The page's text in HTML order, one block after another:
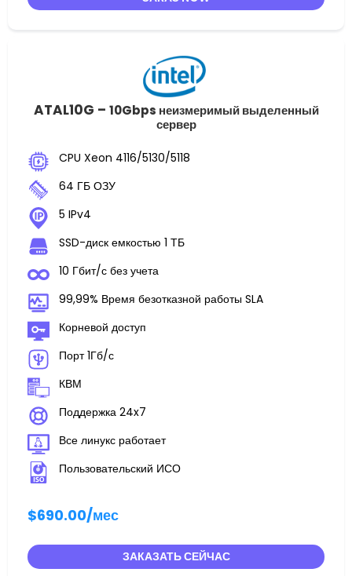
ATAL10G – 10Gbps неизмеримый выделенный
сервер
CPU Xeon 4116/5130/5118
64 ГБ ОЗУ
5 IPv4
SSD-диск емкостью 1 ТБ
10 Гбит/с без учета
99,99% Время безотказной работы SLA
Корневой доступ
Порт 1Гб/с
КВМ
Поддержка 24x7
Все линукс работает
Пользовательский ИСО
$690.00/мес
ЗАКАЗАТЬ СЕЙЧАС